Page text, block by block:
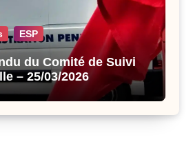
ESP
du Comité de Suivi
– 25/03/2026